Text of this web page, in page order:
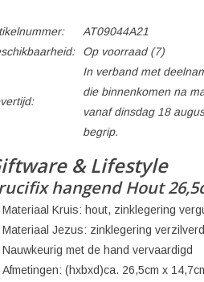
AT09044A21
Op voorraad(7)
In verband met
die binnenkomen na
vanaf dinsdag 18
begrip.
& Lifestyle
hangend Hout
Materiaal Kruis: hout, zinklegering
Materiaal Jezus: zinklegering
Nauwkeurig met de hand vervaardigd
Afmetingen: (hxbxd)ca. 26,5cm x